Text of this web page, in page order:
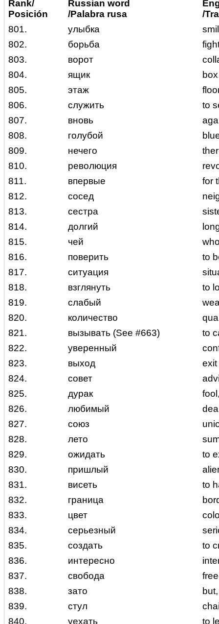
Rank/
Posición
Russian word
/Palabra rusa
/
801.
улыбка
802.
борьба
803.
ворот
804.
ящик
805.
этаж
806.
служить
to
807.
вновь
808.
голубой
809.
нечего
810.
революция
811.
впервые
for
812.
сосед
813.
сестра
814.
долгий
815.
чей
816.
поверить
to
817.
ситуация
818.
взглянуть
to
819.
слабый
820.
количество
821.
вызывать (See #663)
to
822.
уверенный
823.
выход
exit
824.
совет
825.
дурак
826.
любимый
827.
союз
828.
лето
829.
ожидать
to
830.
пришлый
831.
висеть
to
832.
граница
833.
цвет
834.
серьезный
835.
создать
to
836.
интересно
837.
свобода
838.
зато
839.
стул
840.
уехать
to